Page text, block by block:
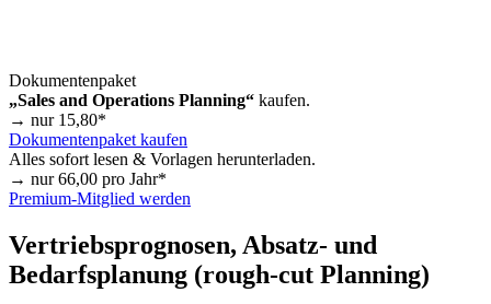
Dokumentenpaket
„Sales and Operations Planning“ kaufen.
→ nur 15,80*
Dokumentenpaket kaufen
Alles sofort lesen & Vorlagen herunterladen.
→ nur66,00 pro Jahr*
Premium-Mitglied werden
Vertriebsprognosen, Absatz- und
Bedarfsplanung (rough-cut Planning)